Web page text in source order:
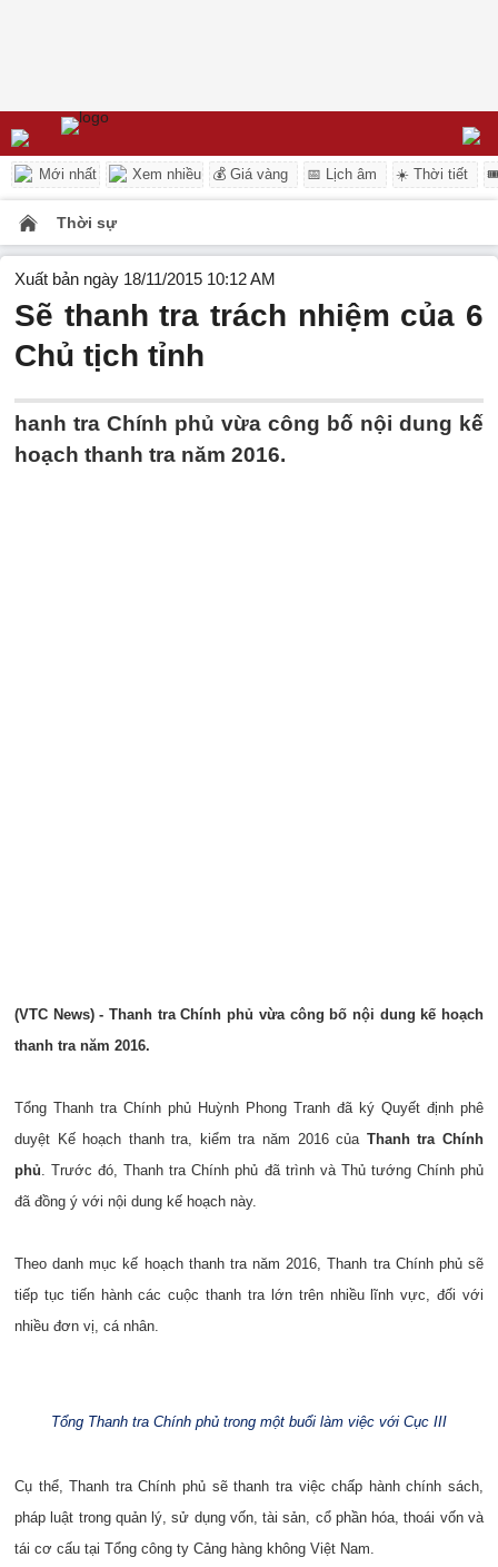
Mới nhất Xem nhiều 💰 Giá vàng 📅 Lịch âm ☀️ Thời tiết
Thời sự
Xuất bản ngày 18/11/2015 10:12 AM
Sẽ thanh tra trách nhiệm của 6
Chủ tịch tỉnh
hanh tra Chính phủ vừa công bố nội dung kế
hoạch thanh tra năm 2016.
(VTC News) - Thanh tra Chính phủ vừa công bố nội dung kế hoạch
thanh tra năm 2016.
Tổng Thanh tra Chính phủ Huỳnh Phong Tranh đã ký Quyết định phê
duyệt Kế hoạch thanh tra, kiểm tra năm 2016 của Thanh tra Chính
phủ. Trước đó, Thanh tra Chính phủ đã trình và Thủ tướng Chính phủ
đã đồng ý với nội dung kế hoạch này.
Theo danh mục kế hoạch thanh tra năm 2016, Thanh tra Chính phủ sẽ
tiếp tục tiến hành các cuộc thanh tra lớn trên nhiều lĩnh vực, đối với
nhiều đơn vị, cá nhân.
Tổng Thanh tra Chính phủ trong một buổi làm việc với Cục III
Cụ thể, Thanh tra Chính phủ sẽ thanh tra việc chấp hành chính sách,
pháp luật trong quản lý, sử dụng vốn, tài sản, cổ phần hóa, thoái vốn và
tái cơ cấu tại Tổng công ty Cảng hàng không Việt Nam.